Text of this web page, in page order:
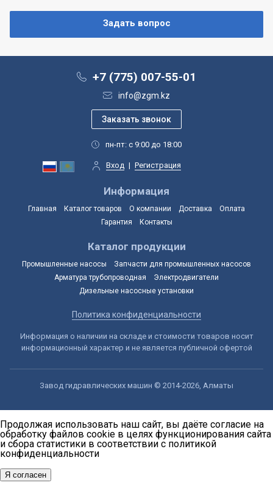
+7 (775) 007-55-01
info@zgm.kz
пн-пт: с 9:00 до 18:00
Вход | Регистрация
Информация
Главная Каталог товаров О компании Доставка
Оплата
Гарантия
Контакты
Каталог продукции
Промышленные насосы
Запчасти для промышленных насосов
Арматура трубопроводная
Электродвигатели
Дизельные насосные установки
Политика конфиденциальности
Информация о наличии на складе и стоимости товаров носит
информационный характер и не является публичной офертой
Завод гидравлических машин © 2014-2026, Алматы
Продолжая использовать наш сайт, вы даёте согласие на
обработку файлов cookie в целях функционирования сайта
и сбора статистики в соответствии с политикой
конфиденциальности
Я согласен